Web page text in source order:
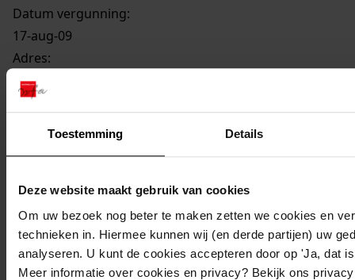
Toestemming Details
Deze website maakt gebruik van cookies
Om uw bezoek nog beter te maken zetten we cookies en
technieken in. Hiermee kunnen wij (en derde partijen) uw
analyseren. U kunt de cookies accepteren door op 'Ja, dat
Meer informatie over cookies en privacy? Bekijk ons
Datum vergunning:
17-aug-09
Adres:
Medemblik, Bolder 2
Perceel:
Medemblik, sectie C 3587
Gemeente:
Medemblik
Kern of buurt: